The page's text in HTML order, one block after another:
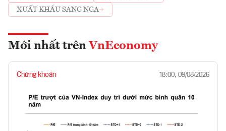
XUẤT KHẨU SANG NGA
Mới nhất trên VnEconomy
Chứng khoán 18:00, 09/08/2026